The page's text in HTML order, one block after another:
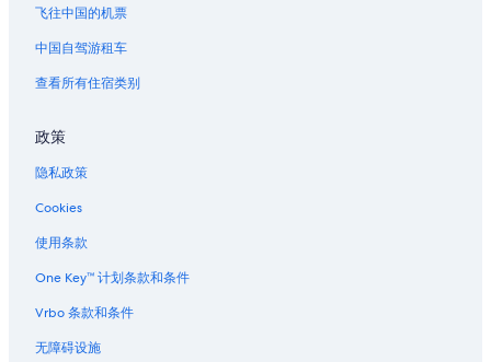
欧克西堡的酒店
飞往中国的机票
中国自驾游租车
查看所有住宿类别
政策
隐私政策
Cookies
使用条款
One Key™ 计划条款和条件
Vrbo 条款和条件
无障碍设施